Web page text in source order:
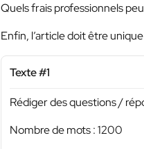
Quels frais professionnels
Enfin, l’article doit être
Texte #1
Rédiger des questions /
Nombre de mots : 1200